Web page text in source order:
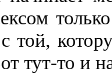
той,
тут-то и